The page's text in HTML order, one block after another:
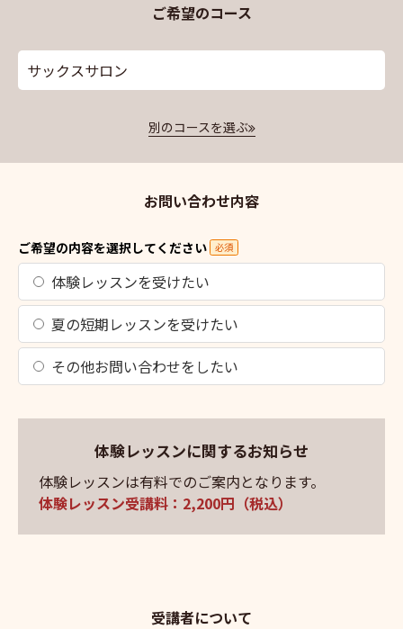
ご希望のコース
サックスサロン
別のコースを選ぶ
お問い合わせ内容
ご希望の内容を選択してください 必須
体験レッスンを受けたい
夏の短期レッスンを受けたい
その他お問い合わせをしたい
体験レッスンに関するお知らせ
体験レッスンは有料でのご案内となります。
体験レッスン受講料：2,200円（税込）
受講者について